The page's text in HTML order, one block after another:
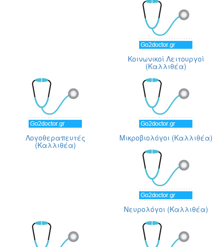
Κοινωνικοί Λειτουργοί
(Καλλιθέα)
Λογοθεραπευτές
(Καλλιθέα)
Μικροβιολόγοι (Καλλιθέα)
Νευρολόγοι (Καλλιθέα)